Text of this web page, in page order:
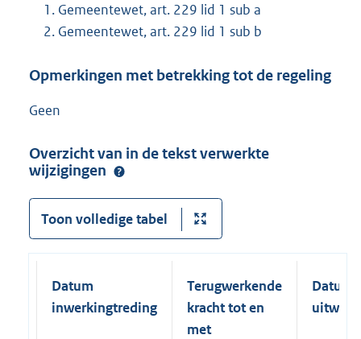
Gemeentewet, art. 229 lid 1 sub a
Gemeentewet, art. 229 lid 1 sub b
Opmerkingen met betrekking tot de regeling
Geen
Overzicht van in de tekst verwerkte
wijzigingen
Toon volledige tabel
Datum
inwerkingtreding
Terugwerkende
kracht tot en
met
Datum